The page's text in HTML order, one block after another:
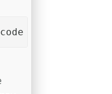
<Name>